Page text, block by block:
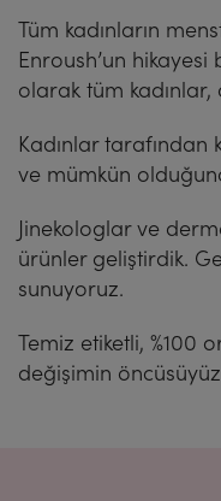
Tüm kadınların
Enroush’un
olarak tüm kadınlar,
Kadınlar tarafından
ve mümkün
Jinekologlar ve
ürünler geliştirdik.
sunuyoruz.
Temiz etiketli, %100
değişimin